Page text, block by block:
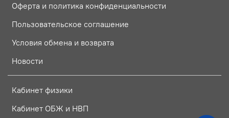
Оферта и политика конфиденциальности
Пользовательское соглашение
Условия обмена и возврата
Новости
Кабинет физики
Кабинет ОБЖ и НВП